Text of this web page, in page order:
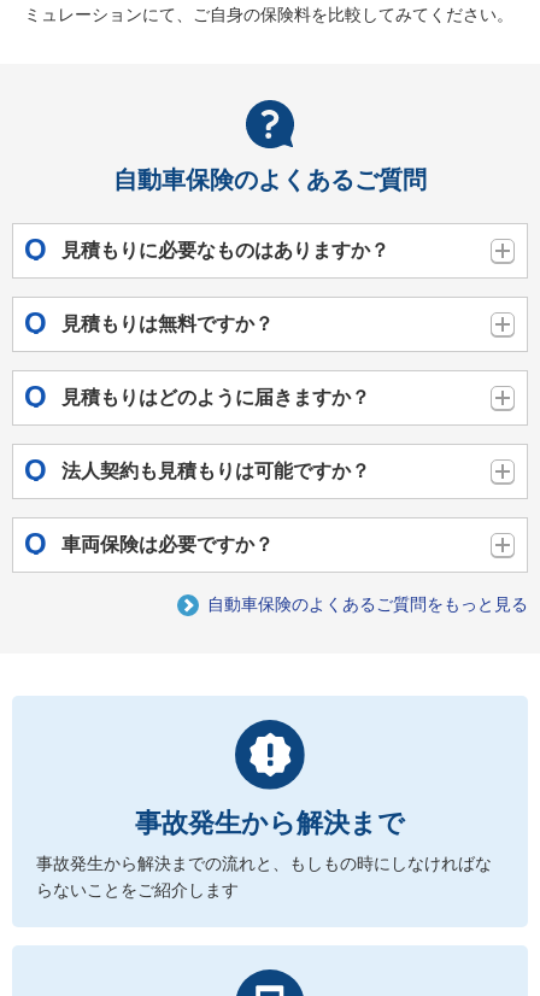
ミュレーションにて、ご自身の保険料を比較してみてください。
自動車保険のよくあるご質問
見積もりに必要なものはありますか？
見積もりは無料ですか？
見積もりはどのように届きますか？
法人契約も見積もりは可能ですか？
車両保険は必要ですか？
自動車保険のよくあるご質問をもっと見る
事故発生から解決まで
事故発生から解決までの流れと、もしもの時にしなければな
らないことをご紹介します